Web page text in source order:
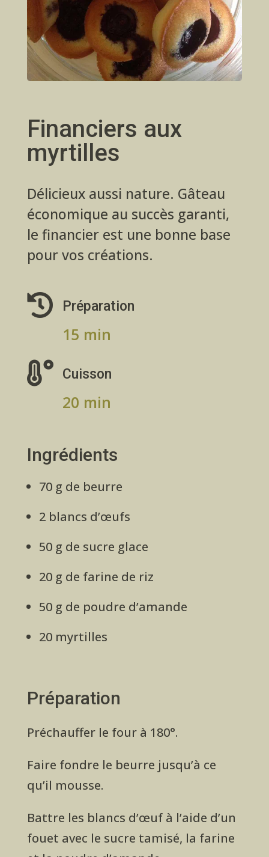
Financiers aux
myrtilles
Délicieux aussi nature. Gâteau
économique au succès garanti,
le financier est une bonne base
pour vos créations.
 Préparation
15 min
 Cuisson
20 min
Ingrédients
70 g de beurre
2 blancs d’œufs
50 g de sucre glace
20 g de farine de riz
50 g de poudre d’amande
20 myrtilles
Préparation
Préchauffer le four à 180°.
Faire fondre le beurre jusqu’à ce
qu’il mousse.
Battre les blancs d’œuf à l’aide d’un
fouet avec le sucre tamisé, la farine